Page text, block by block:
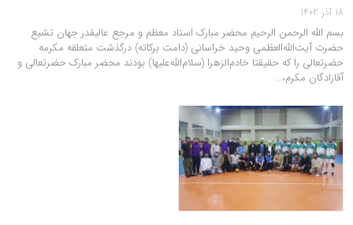
18 آذر 1402
بسم الله الرحمن الرحیم محضر مبارک استاد معظم و مرجع عالیقدر جهان تشیع
حضرت آیت‌الله‌العظمی وحید خراسانی (دامت برکاته) درگذشت متعلقه مکرمه
حضرتعالی را که حقیقتا خادم‌الزهرا (سلام‌الله‌علیها) بودند محضر مبارک حضرتعالی و
آقازادگان مکرم،…